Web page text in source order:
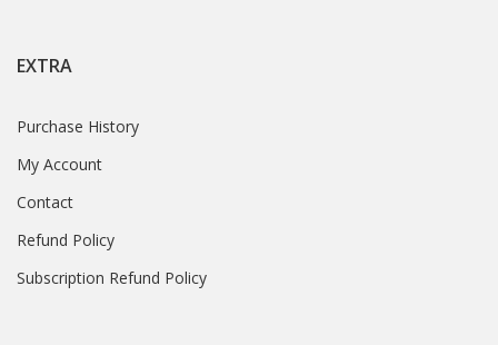
EXTRA
Purchase History
My Account
Contact
Refund Policy
Subscription Refund Policy